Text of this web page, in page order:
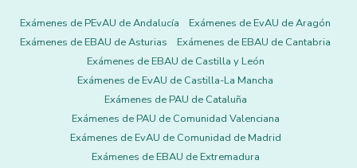
Exámenes de PEvAU de Andalucía
Exámenes de EvAU de Aragón
Exámenes de EBAU de Asturias
Exámenes de EBAU de Cantabria
Exámenes de EBAU de Castilla y León
Exámenes de EvAU de Castilla-La Mancha
Exámenes de PAU de Cataluña
Exámenes de PAU de Comunidad Valenciana
Exámenes de EvAU de Comunidad de Madrid
Exámenes de EBAU de Extremadura